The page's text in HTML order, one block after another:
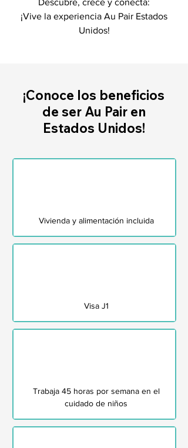
Descubre, crece y conecta:
¡Vive la experiencia Au Pair Estados
Unidos!
¡Conoce los beneficios
de ser Au Pair en
Estados Unidos!
Vivienda y alimentación incluida
Visa J1
Trabaja 45 horas por semana en el
cuidado de niños